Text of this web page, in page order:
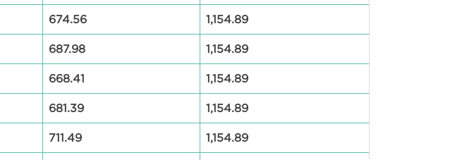
674.56 1,154.89
687.98 1,154.89
668.41 1,154.89
681.39 1,154.89
711.49 1,154.89